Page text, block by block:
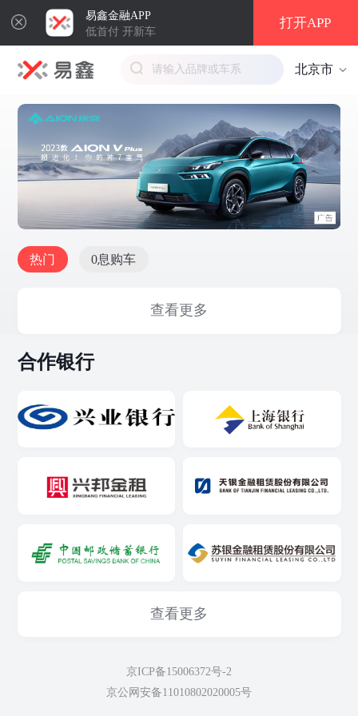
易鑫金融APP
低首付 开新车
打开APP
北京市
热门 0息购车
查看更多
合作银行
查看更多
京ICP备15006372号-2
京公网安备11010802020005号